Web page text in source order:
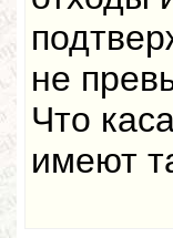
не
Что
имеют